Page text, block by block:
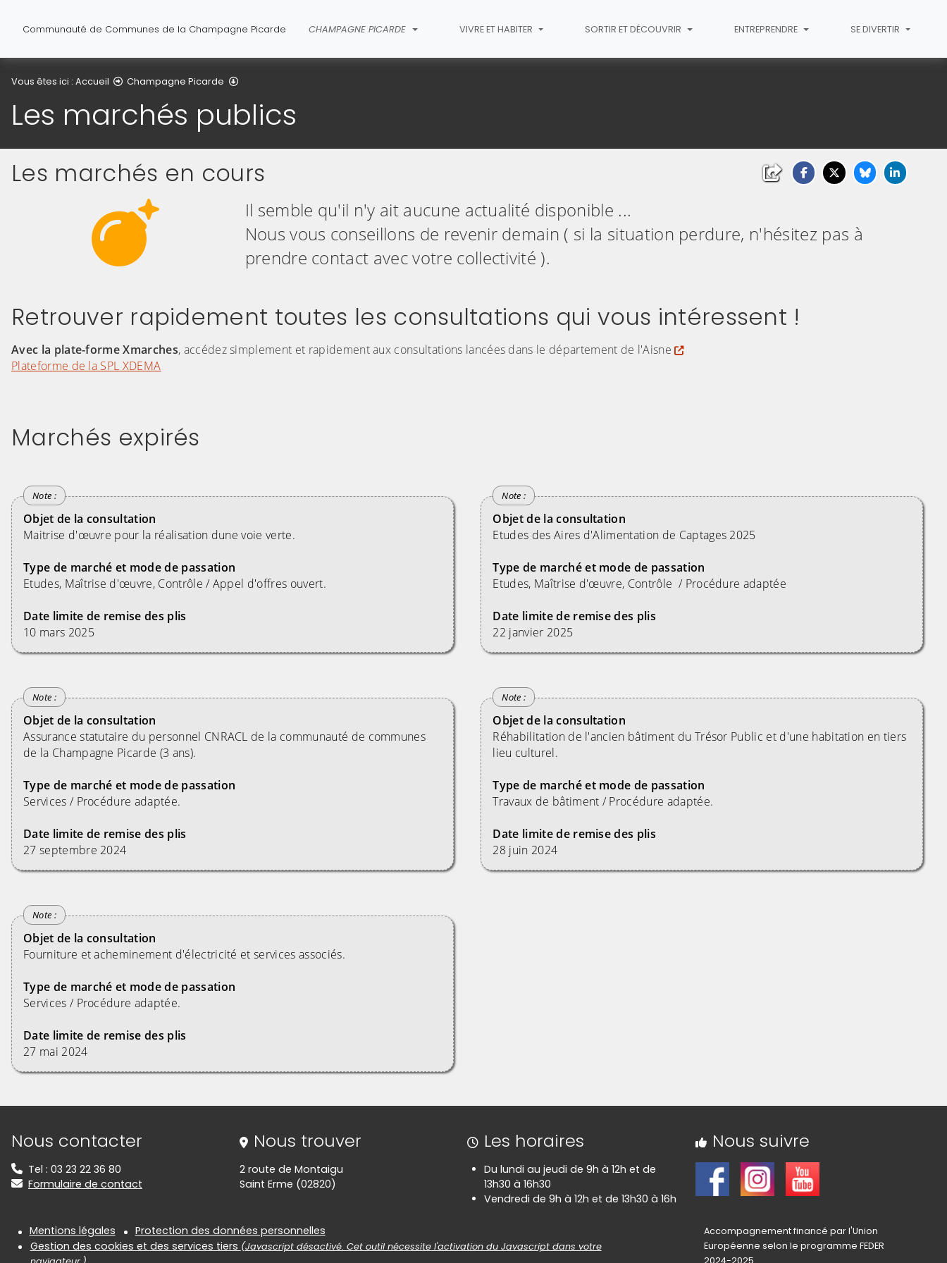
Communauté de Communes de la Champagne Picarde CHAMPAGNE PICARDE VIVRE ET HABITER SORTIR ET DÉCOUVRIR ENTREPRENDRE SE DIVERTIR
Vous êtes ici : Accueil Champagne Picarde
Les marchés publics
Les marchés en cours
Il semble qu'il n'y ait aucune actualité disponible ...
Nous vous conseillons de revenir demain ( si la situation perdure, n'hésitez pas à
prendre contact avec votre collectivité ).
Retrouver rapidement toutes les consultations qui vous intéressent !
Avec la plate-forme Xmarches, accédez simplement et rapidement aux consultations lancées dans le département de l'Aisne
Plateforme de la SPL XDEMA
Marchés expirés
Objet de la consultation
Maitrise d'œuvre pour la réalisation dune voie verte.
Type de marché et mode de passation
Etudes, Maîtrise d'œuvre, Contrôle / Appel d'offres ouvert.
Date limite de remise des plis
10 mars 2025
Objet de la consultation
Assurance statutaire du personnel CNRACL de la communauté de communes
de la Champagne Picarde (3 ans).
Type de marché et mode de passation
Services / Procédure adaptée.
Date limite de remise des plis
27 septembre 2024
Objet de la consultation
Fourniture et acheminement d'électricité et services associés.
Type de marché et mode de passation
Services / Procédure adaptée.
Date limite de remise des plis
27 mai 2024
Objet de la consultation
Etudes des Aires d'Alimentation de Captages 2025
Type de marché et mode de passation
Etudes, Maîtrise d'œuvre, Contrôle / Procédure adaptée
Date limite de remise des plis
22 janvier 2025
Objet de la consultation
Réhabilitation de l'ancien bâtiment du Trésor Public et d'une habitation en tiers
lieu culturel.
Type de marché et mode de passation
Travaux de bâtiment / Procédure adaptée.
Date limite de remise des plis
28 juin 2024
Informations de contact
Nous contacter
Tel : 03 23 22 36 80
Formulaire de contact
Nous trouver
2 route de Montaigu
Saint Erme (02820)
Les horaires
Du lundi au jeudi de 9h à 12h et de
13h30 à 16h30
Vendredi de 9h à 12h et de 13h30 à 16h
Nous suivre
Informations réglementaires
Mentions légales
Protection des données personnelles
Gestion des cookies et des services tiers (Javascript désactivé. Cet outil nécessite l'activation du Javascript dans votre
Accompagnement financé par l'Union
Européenne selon le programme FEDER